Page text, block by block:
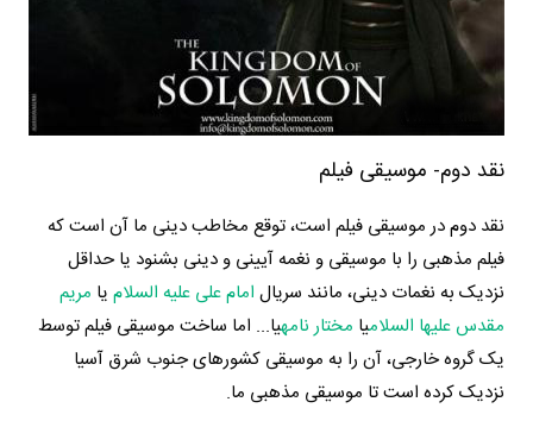
نقد دوم- موسیقی فیلم
نقد دوم در موسیقی فیلم است، توقع مخاطب دینی ما آن است که
فیلم مذهبی را با موسیقی و نغمه آیینی و دینی بشنود یا حداقل
نزدیک به نغمات دینی، مانند سریال امام علی علیه السلام یا مریم
مقدس علیها السلامیا مختار نامهیا... اما ساخت موسیقی فیلم توسط
یک گروه خارجی، آن را به موسیقی کشورهای جنوب شرق آسیا
نزدیک کرده است تا موسیقی مذهبی ما.